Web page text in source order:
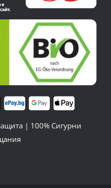
| 100% Сигурни